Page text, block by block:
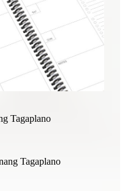
Tagaplano
Tagaplano